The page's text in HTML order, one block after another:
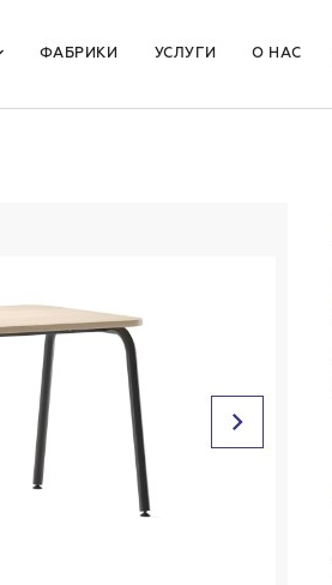
ФАБРИКИ УСЛУГИ О НАС